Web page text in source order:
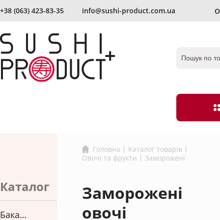
+38 (063) 423-83-35 info@sushi-product.com.ua
Борошно та
Імбир
Каталог
Бакалія
Головна
Каталог товарiв
Овочі та фрукти
Заморожені
Заморожені
овочі
угоди і правилами обробки персональних
вiдправити ще раз